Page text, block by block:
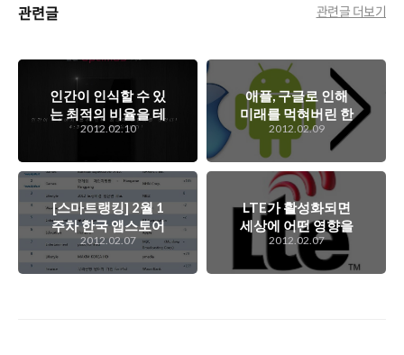
관련글 관련글 더보기
인간이 인식할 수 있
는 최적의 비율을 테
스트해볼 생각인가?
폰인 옵티머스 뷰의
4:3 비율 실험의 결
과는 과연 어떻게?
2012.02.10
애플, 구글로 인해
미래를 먹혀버린 한
국의 스마트폰 어플
리케이션, 컨텐츠 산
업. 글로벌 업체로의
식민지화는 이미 시
작이 되었는데..
2012.02.09
[스마트랭킹] 2월 1
주차 한국 앱스토어
인기 앱은 무엇?
2012.02.07
LTE가 활성화되면
세상에 어떤 영향을
줄 것이며 어떤 변화
를 가져올 것인가?
2012.02.07